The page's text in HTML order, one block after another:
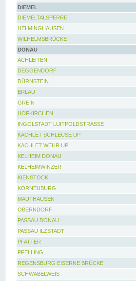
DIEMEL
DIEMELTALSPERRE
HELMINGHAUSEN
WILHELMSBRÜCKE
DONAU
ACHLEITEN
DEGGENDORF
DÜRNSTEIN
ERLAU
GREIN
HOFKIRCHEN
INGOLSTADT LUITPOLDSTRASSE
KACHLET SCHLEUSE UP
KACHLET WEHR UP
KELHEIM DONAU
KELHEIMWINZER
KIENSTOCK
KORNEUBURG
MAUTHAUSEN
OBERNDORF
PASSAU DONAU
PASSAU ILZSTADT
PFATTER
PFELLING
REGENSBURG EISERNE BRÜCKE
SCHWABELWEIS